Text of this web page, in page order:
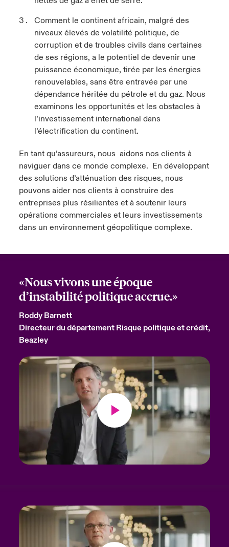
Comment le continent africain, malgré des
niveaux élevés de volatilité politique, de
corruption et de troubles civils dans certaines
de ses régions, a le potentiel de devenir une
puissance économique, tirée par les énergies
renouvelables, sans être entravée par une
dépendance héritée du pétrole et du gaz. Nous
examinons les opportunités et les obstacles à
l’investissement international dans
l’électrification du continent.
En tant qu’assureurs, nous aidons nos clients à
naviguer dans ce monde complexe. En développant
des solutions d’atténuation des risques, nous
pouvons aider nos clients à construire des
entreprises plus résilientes et à soutenir leurs
opérations commerciales et leurs investissements
dans un environnement géopolitique complexe.
«Nous vivons une époque
d’instabilité politique accrue.»
Roddy Barnett
Directeur du département Risque politique et crédit,
Beazley